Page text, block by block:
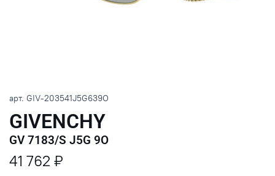
арт. GIV-203541J5G639O
GIVENCHY
GV 7183/S J5G 9O
41 762 ₽